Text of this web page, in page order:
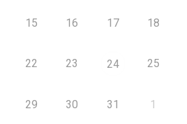
15 16 17 18
22 23 24 25
29 30 31 1